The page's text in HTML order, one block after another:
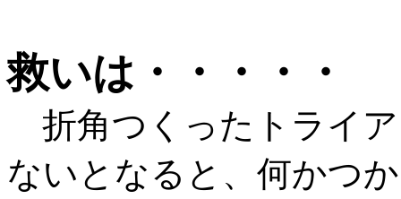
救いは・・・・・
折角つくったトライ
ないとなると、何かつ